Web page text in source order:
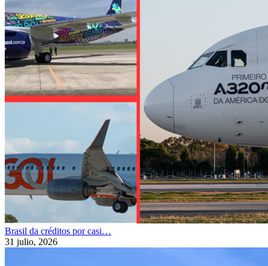
Brasil da créditos por casi…
31 julio, 2026